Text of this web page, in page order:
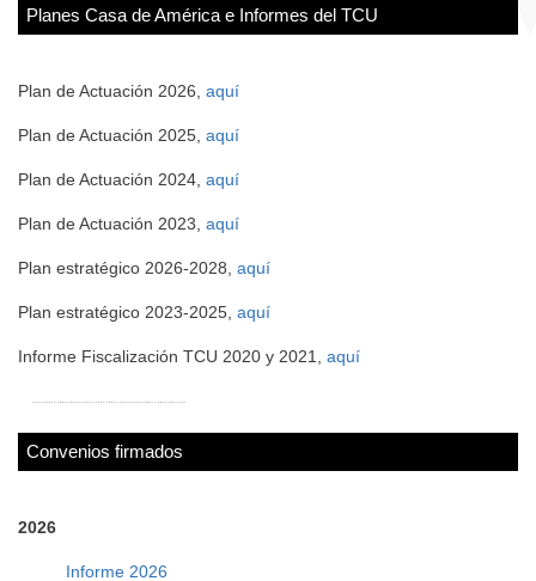
Planes Casa de América e Informes del TCU
Plan de Actuación 2026, aquí
Plan de Actuación 2025, aquí
Plan de Actuación 2024, aquí
Plan de Actuación 2023, aquí
Plan estratégico 2026-2028, aquí
Plan estratégico 2023-2025, aquí
Informe Fiscalización TCU 2020 y 2021, aquí
Convenios firmados
2026
Informe 2026